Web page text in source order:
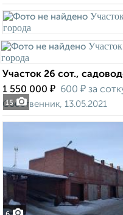
15
Участок 26 сот.,
1 550 000 ₽ 600 ₽ за
Собственник, 13.05.2021